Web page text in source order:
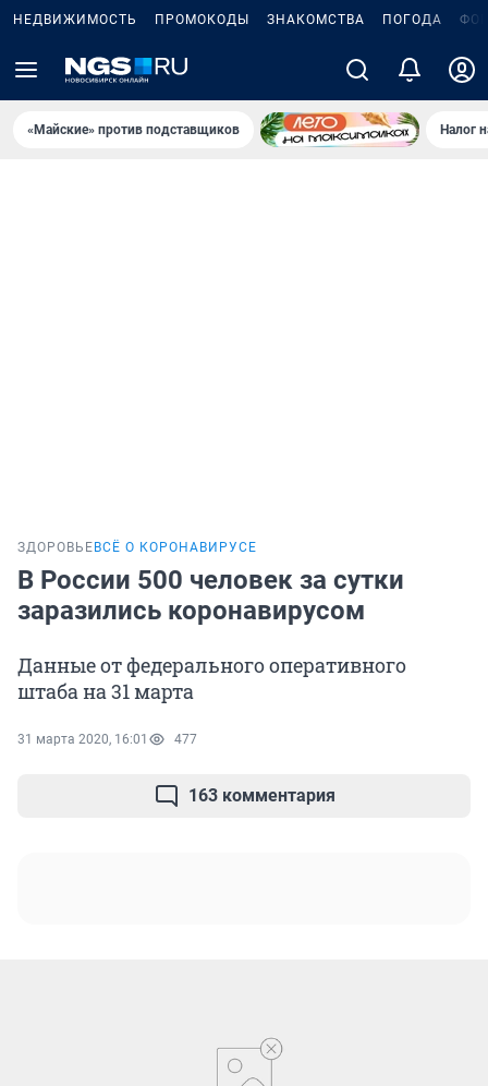
НЕДВИЖИМОСТЬ ПРОМОКОДЫ ЗНАКОМСТВА ПОГОДА
«Майские» против подставщиков Налог
ЗДОРОВЬЕ ВСЁ О КОРОНАВИРУСЕ
В России 500 человек за сутки
заразились коронавирусом
Данные от федерального оперативного
штаба на 31 марта
31 марта 2020, 16:01 477
163 комментария